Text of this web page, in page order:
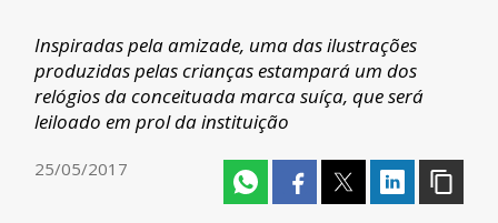
Inspiradas pela amizade, uma das ilustrações
produzidas pelas crianças estampará um dos
relógios da conceituada marca suíça, que será
leiloado em prol da instituição
25/05/2017